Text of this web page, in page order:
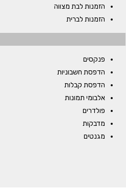
הזמנות לבת מצווה
הזמנות לברית
פנקסים
הדפסת חשבוניות
הדפסת קבלות
אלבומי תמונות
פולדרים
מדבקות
מגנטים